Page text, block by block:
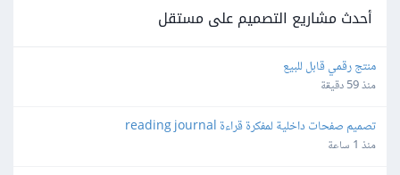
أحدث مشاريع التصميم على مستقل
منتج رقمي قابل للبيع
منذ 59 دقيقة
تصميم صفحات داخلية لمفكرة قراءة reading journal
منذ 1 ساعة